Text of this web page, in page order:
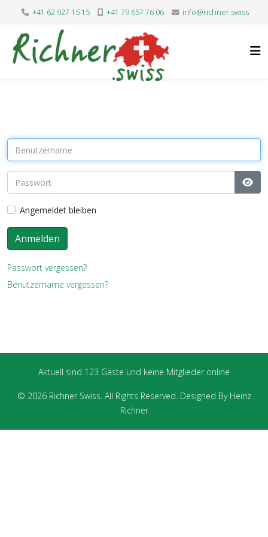
+41 62 927 15 15 +41 79 657 76 06 info@richner.swiss
Angemeldet bleiben
Anmelden
Passwort vergessen?
Benutzername vergessen?
Aktuell sind 123 Gäste und keine Mitglieder online
© 2026 Richner Swiss. All Rights Reserved. Designed By Heinz
Richner